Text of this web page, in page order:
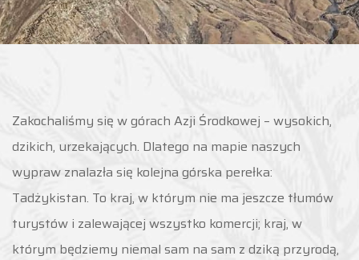
Zakochaliśmy się w górach Azji Środkowej – wysokich,
dzikich, urzekających. Dlatego na mapie naszych
wypraw znalazła się kolejna górska perełka:
Tadżykistan. To kraj, w którym nie ma jeszcze tłumów
turystów i zalewającej wszystko komercji; kraj, w
którym będziemy niemal sam na sam z dziką przyrodą,